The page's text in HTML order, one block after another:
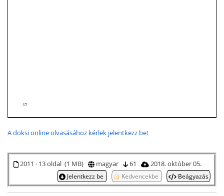
A doksi online olvasásához kérlek jelentkezz be!
2011 · 13 oldal (1 MB) magyar 61 2018. október 05.
Jelentkezz be Kedvencekbe Beágyazás